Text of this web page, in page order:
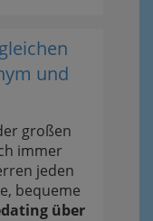
und
großen
immer
jeden
bequeme
über